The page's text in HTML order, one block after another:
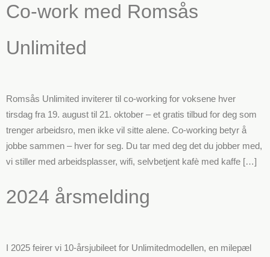
Co-work med Romsås
Unlimited
Romsås Unlimited inviterer til co-working for voksene hver
tirsdag fra 19. august til 21. oktober – et gratis tilbud for deg som
trenger arbeidsro, men ikke vil sitte alene. Co-working betyr å
jobbe sammen – hver for seg. Du tar med deg det du jobber med,
vi stiller med arbeidsplasser, wifi, selvbetjent kafè med kaffe […]
2024 årsmelding
I 2025 feirer vi 10-årsjubileet for Unlimitedmodellen, en milepæl